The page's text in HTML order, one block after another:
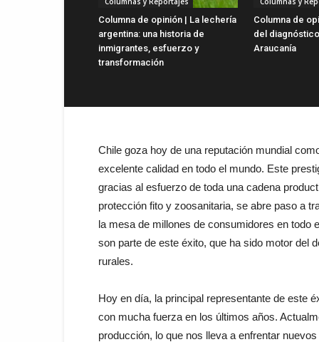
Columna de opinión | La lechería
argentina: una historia de
inmigrantes, esfuerzo y
transformación
Columna de
del
Araucanía
Chile goza hoy de una reputación mundial
excelente calidad en todo el mundo. Este
gracias al esfuerzo de toda una cadena
protección fito y zoosanitaria, se abre paso a
la mesa de millones de consumidores en todo
son parte de este éxito, que ha sido motor del
rurales.
Hoy en día, la principal representante de este
con mucha fuerza en los últimos años.
producción, lo que nos lleva a enfrentar